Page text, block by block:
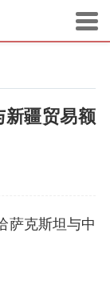
新疆贸易额
萨克斯坦与中